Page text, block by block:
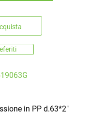
in PP d.63*2"